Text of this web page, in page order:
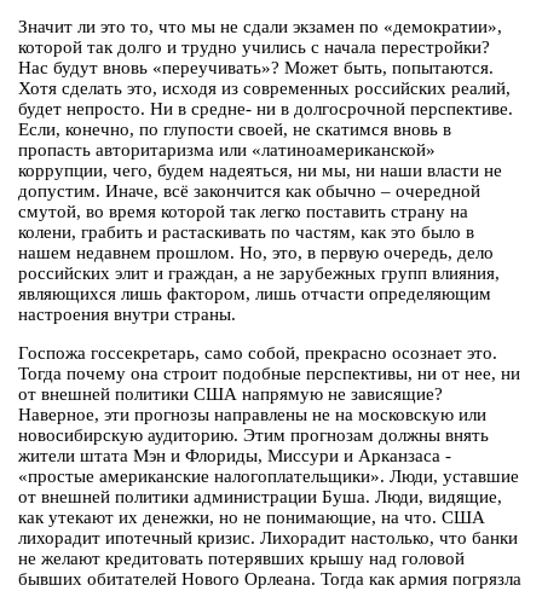
Значит ли это то, что мы не сдали экзамен по «демократии»,
которой так долго и трудно учились с начала перестройки?
Нас будут вновь «переучивать»? Может быть, попытаются.
Хотя сделать это, исходя из современных российских реалий,
будет непросто. Ни в средне- ни в долгосрочной перспективе.
Если, конечно, по глупости своей, не скатимся вновь в
пропасть авторитаризма или «латиноамериканской»
коррупции, чего, будем надеяться, ни мы, ни наши власти не
допустим. Иначе, всё закончится как обычно – очередной
смутой, во время которой так легко поставить страну на
колени, грабить и растаскивать по частям, как это было в
нашем недавнем прошлом. Но, это, в первую очередь, дело
российских элит и граждан, а не зарубежных групп влияния,
являющихся лишь фактором, лишь отчасти определяющим
настроения внутри страны.
Госпожа госсекретарь, само собой, прекрасно осознает это.
Тогда почему она строит подобные перспективы, ни от нее, ни
от внешней политики США напрямую не зависящие?
Наверное, эти прогнозы направлены не на московскую или
новосибирскую аудиторию. Этим прогнозам должны внять
жители штата Мэн и Флориды, Миссури и Арканзаса -
«простые американские налогоплательщики». Люди, уставшие
от внешней политики администрации Буша. Люди, видящие,
как утекают их денежки, но не понимающие, на что. США
лихорадит ипотечный кризис. Лихорадит настолько, что банки
не желают кредитовать потерявших крышу над головой
бывших обитателей Нового Орлеана. Тогда как армия погрязла